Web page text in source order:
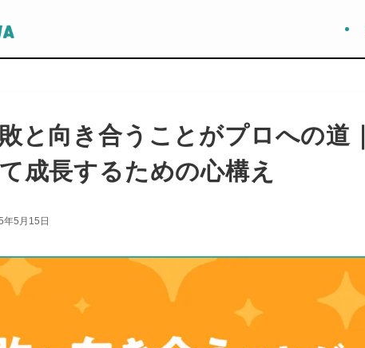
と向き合うことがプロへの道
成長するための心構え
年5月15日